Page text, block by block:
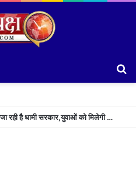
चुनावी साल में भर्ती का पिटारा खोलने जा रही है धामी सरकार,युवाओं को मिलेगी 34 हजार रिकॉर्ड भर्तियों की सौगात